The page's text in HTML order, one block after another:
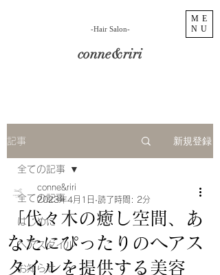
ME
NU
conne&riri
​-Hair Salon-
記事 新規登録
全ての記事
はじめに
ヘアスタイル
お知らせ
全ての記事
「代々木の癒し空間、あ
なたにぴったりのヘアス
タイルを提供する美容
conne&riri
2023年4月1日 読了時間: 2分